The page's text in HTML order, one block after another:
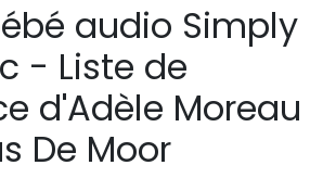
audio Simply
- Liste de
d'Adèle Moreau
De Moor